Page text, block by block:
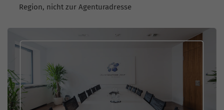
Region, nicht zur Agenturadresse